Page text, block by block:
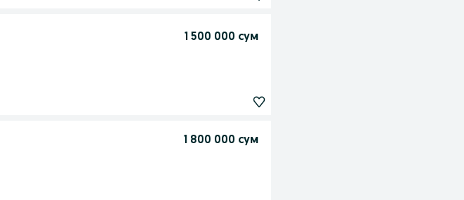
1 500 000 сум
1 800 000 сум